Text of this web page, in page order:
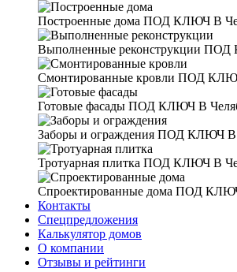
Построенные дома ПОД КЛЮЧ В
Выполненные реконструкции ПОД
Смонтированные кровли ПОД КЛЮЧ
Готовые фасады ПОД КЛЮЧ В
Заборы и ограждения ПОД КЛЮЧ В
Тротуарная плитка ПОД КЛЮЧ В
Спроектированные дома ПОД КЛЮЧ
Контакты
Спецпредложения
Калькулятор домов
О компании
Отзывы и рейтинги